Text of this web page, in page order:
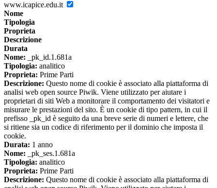
www.icapice.edu.it
Nome
Tipologia
Proprieta
Descrizione
Durata
Nome: _pk_id.1.681a
Tipologia: analitico
Proprieta: Prime Parti
Descrizione: Questo nome di cookie è associato alla piattaforma di
analisi web open source Piwik. Viene utilizzato per aiutare i
proprietari di siti Web a monitorare il comportamento dei visitatori e
misurare le prestazioni del sito. È un cookie di tipo pattern, in cui il
prefisso _pk_id è seguito da una breve serie di numeri e lettere, che
si ritiene sia un codice di riferimento per il dominio che imposta il
cookie.
Durata: 1 anno
Nome: _pk_ses.1.681a
Tipologia: analitico
Proprieta: Prime Parti
Descrizione: Questo nome di cookie è associato alla piattaforma di